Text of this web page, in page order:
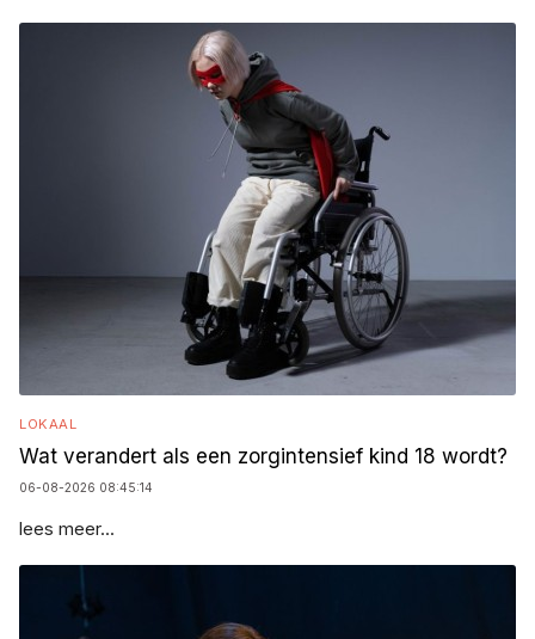
LOKAAL
Wat verandert als een zorgintensief kind 18 wordt?
06-08-2026 08:45:14
lees meer...